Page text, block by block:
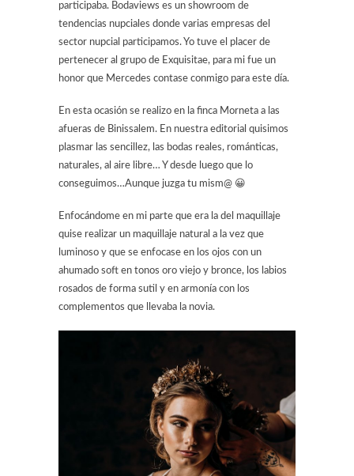
participaba. Bodaviews es un showroom de
tendencias nupciales donde varias empresas del
sector nupcial participamos. Yo tuve el placer de
pertenecer al grupo de Exquisitae, para mi fue un
honor que Mercedes contase conmigo para este día.
En esta ocasión se realizo en la finca Morneta a las
afueras de Binissalem. En nuestra editorial quisimos
plasmar las sencillez, las bodas reales, románticas,
naturales, al aire libre… Y desde luego que lo
conseguimos…Aunque juzga tu mism@ 😀
Enfocándome en mi parte que era la del maquillaje
quise realizar un maquillaje natural a la vez que
luminoso y que se enfocase en los ojos con un
ahumado soft en tonos oro viejo y bronce, los labios
rosados de forma sutil y en armonía con los
complementos que llevaba la novia.